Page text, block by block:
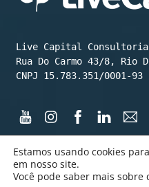
Live Capital Consultoria
Rua Do Carmo 43/8, Rio
CNPJ 15.783.351/0001-93
©️
Estamos usando cookies
em nosso site.
Você pode saber mais sobre